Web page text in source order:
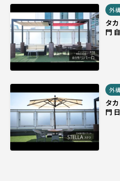
外
タ
門
外
タ
門